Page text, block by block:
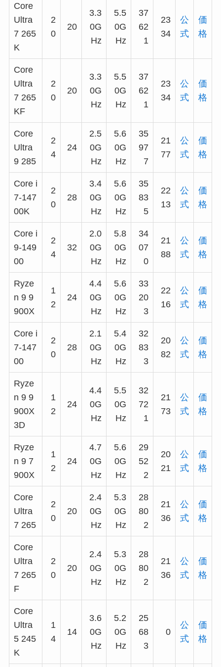
Core
Ultra
7 265
K
2
0
20
3.3
0G
Hz
5.5
0G
Hz
37
62
1
23
34
公
式
価
格
Core
Ultra
7 265
KF
2
0
20
3.3
0G
Hz
5.5
0G
Hz
37
62
1
23
34
公
式
価
格
Core
Ultra
9 285
2
4
24
2.5
0G
Hz
5.6
0G
Hz
35
97
7
21
77
公
式
価
格
Core i
7-147
00K
2
0
28
3.4
0G
Hz
5.6
0G
Hz
35
83
5
22
13
公
式
価
格
Core i
9-149
00
2
4
32
2.0
0G
Hz
5.8
0G
Hz
34
07
0
21
88
公
式
価
格
Ryze
n 9 9
900X
1
2
24
4.4
0G
Hz
5.6
0G
Hz
33
20
3
22
16
公
式
価
格
Core i
7-147
00
2
0
28
2.1
0G
Hz
5.4
0G
Hz
32
83
3
20
82
公
式
価
格
Ryze
n 9 9
900X
3D
1
2
24
4.4
0G
Hz
5.5
0G
Hz
32
72
1
21
73
公
式
価
格
Ryze
n 9 7
900X
1
2
24
4.7
0G
Hz
5.6
0G
Hz
29
52
2
20
21
公
式
価
格
Core
Ultra
7 265
2
0
20
2.4
0G
Hz
5.3
0G
Hz
28
80
2
21
36
公
式
価
格
Core
Ultra
7 265
F
2
0
20
2.4
0G
Hz
5.3
0G
Hz
28
80
2
21
36
公
式
価
格
Core
Ultra
5 245
K
1
4
14
3.6
0G
Hz
5.2
0G
Hz
25
68
3
0
公
式
価
格